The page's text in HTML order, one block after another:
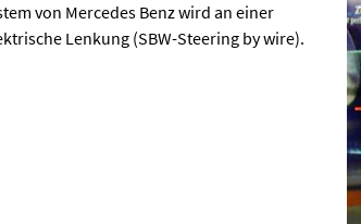
von Mercedes Benz wird an einer
Lenkung (SBW-Steering by wire).